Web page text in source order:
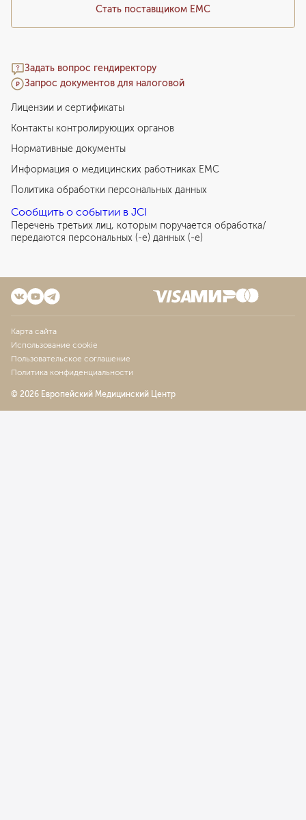
Стать поставщиком ЕМС
Задать вопрос гендиректору
Запрос документов для налоговой
Лицензии и сертификаты
Контакты контролирующих органов
Нормативные документы
Информация о медицинских работниках EMC
Политика обработки персональных данных
Сообщить о событии в JCI
Перечень третьих лиц, которым поручается обработка/
передаются персональных (-е) данных (-е)
Карта сайта
Использование cookie
Пользовательское соглашение
Политика конфиденциальности
© 2026 Европейский Медицинский Центр